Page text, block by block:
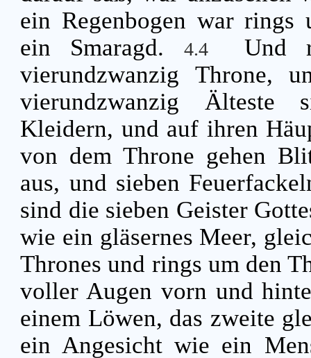
ein Regenbogen war rings
ein Smaragd.
4.4
Und
vierundzwanzig Throne,
vierundzwanzig Älteste
Kleidern, und auf ihren
von dem Throne gehen
aus, und sieben
sind die sieben Geister
wie ein gläsernes Meer,
Thrones und rings um den
voller Augen vorn und
einem Löwen, das zweite
ein Angesicht wie ein